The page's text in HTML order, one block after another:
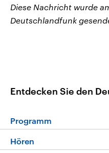
Diese Nachricht wurde
Deutschlandfunk
Entdecken Sie den
Programm
Programm
Hören